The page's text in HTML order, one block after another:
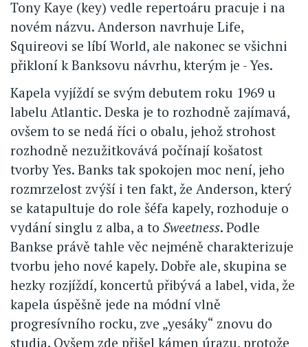
Tony Kaye (key) vedle repertoáru pracuje i na
novém názvu. Anderson navrhuje Life,
Squireovi se líbí World, ale nakonec se všichni
přikloní k Banksovu návrhu, kterým je - Yes.
Kapela vyjíždí se svým debutem roku 1969 u
labelu Atlantic. Deska je to rozhodně zajímavá,
ovšem to se nedá říci o obalu, jehož strohost
rozhodně nezužitkovává počínají košatost
tvorby Yes. Banks tak spokojen moc není, jeho
rozmrzelost zvýší i ten fakt, že Anderson, který
se katapultuje do role šéfa kapely, rozhoduje o
vydání singlu z alba, a to Sweetness. Podle
Bankse právě tahle věc nejméně charakterizuje
tvorbu jeho nové kapely. Dobře ale, skupina se
hezky rozjíždí, koncertů přibývá a label, vida, že
kapela úspěšně jede na módní vlně
progresívního rocku, zve „yesáky“ znovu do
studia. Ovšem zde přišel kámen úrazu, protože